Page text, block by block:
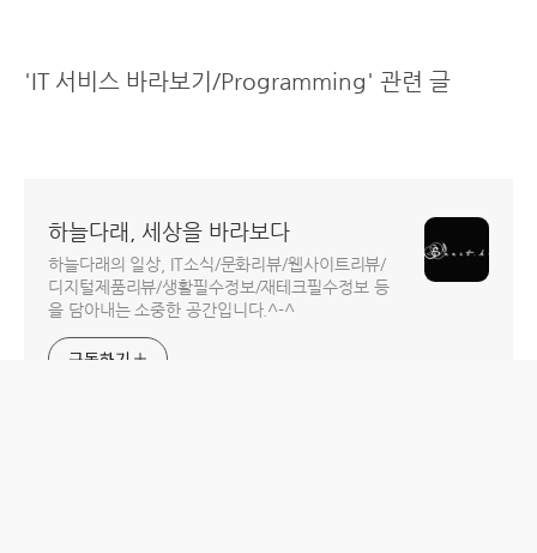
'IT 서비스 바라보기/Programming' 관련 글
하늘다래, 세상을 바라보다
하늘다래의 일상, IT소식/문화리뷰/웹사이트리뷰/
디지털제품리뷰/생활필수정보/재테크필수정보 등
을 담아내는 소중한 공간입니다.^-^
구독하기